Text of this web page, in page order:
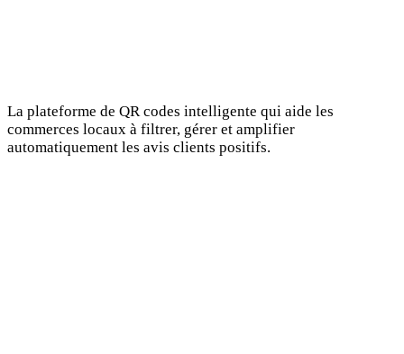
La plateforme de QR codes intelligente qui aide les
commerces locaux à filtrer, gérer et amplifier
automatiquement les avis clients positifs.